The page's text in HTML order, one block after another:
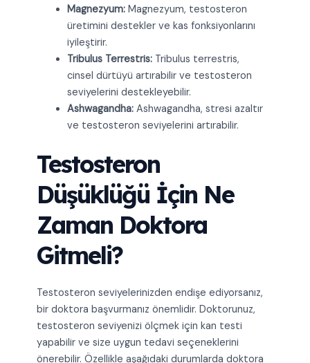
Magnezyum:Magnezyum, testosteron
üretimini destekler ve kas fonksiyonlarını
iyileştirir.
Tribulus Terrestris:Tribulus terrestris,
cinsel dürtüyü artırabilir ve testosteron
seviyelerini destekleyebilir.
Ashwagandha:Ashwagandha, stresi azaltır
ve testosteron seviyelerini artırabilir.
Testosteron
Düşüklüğü İçin Ne
Zaman Doktora
Gitmeli?
Testosteron seviyelerinizden endişe ediyorsanız,
bir doktora başvurmanız önemlidir. Doktorunuz,
testosteron seviyenizi ölçmek için kan testi
yapabilir ve size uygun tedavi seçeneklerini
önerebilir. Özellikle aşağıdaki durumlarda doktora